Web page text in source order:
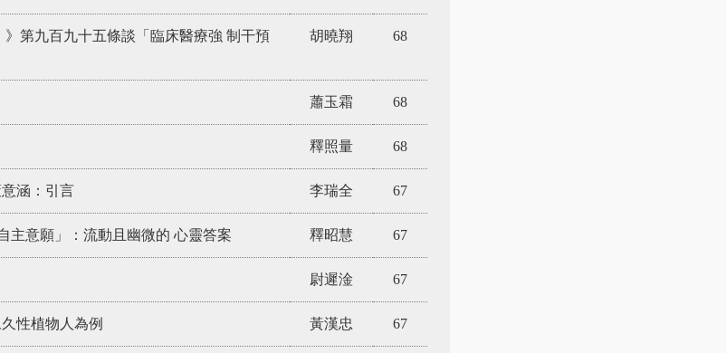
第九百九十五條談「臨床醫療強 制干預
胡曉翔 68
蕭玉霜 68
釋照量 68
涵：引言 李瑞全 67
主意願」：流動且幽微的 心靈答案 釋昭慧 67
尉遲淦 67
性植物人為例 黃漢忠 67